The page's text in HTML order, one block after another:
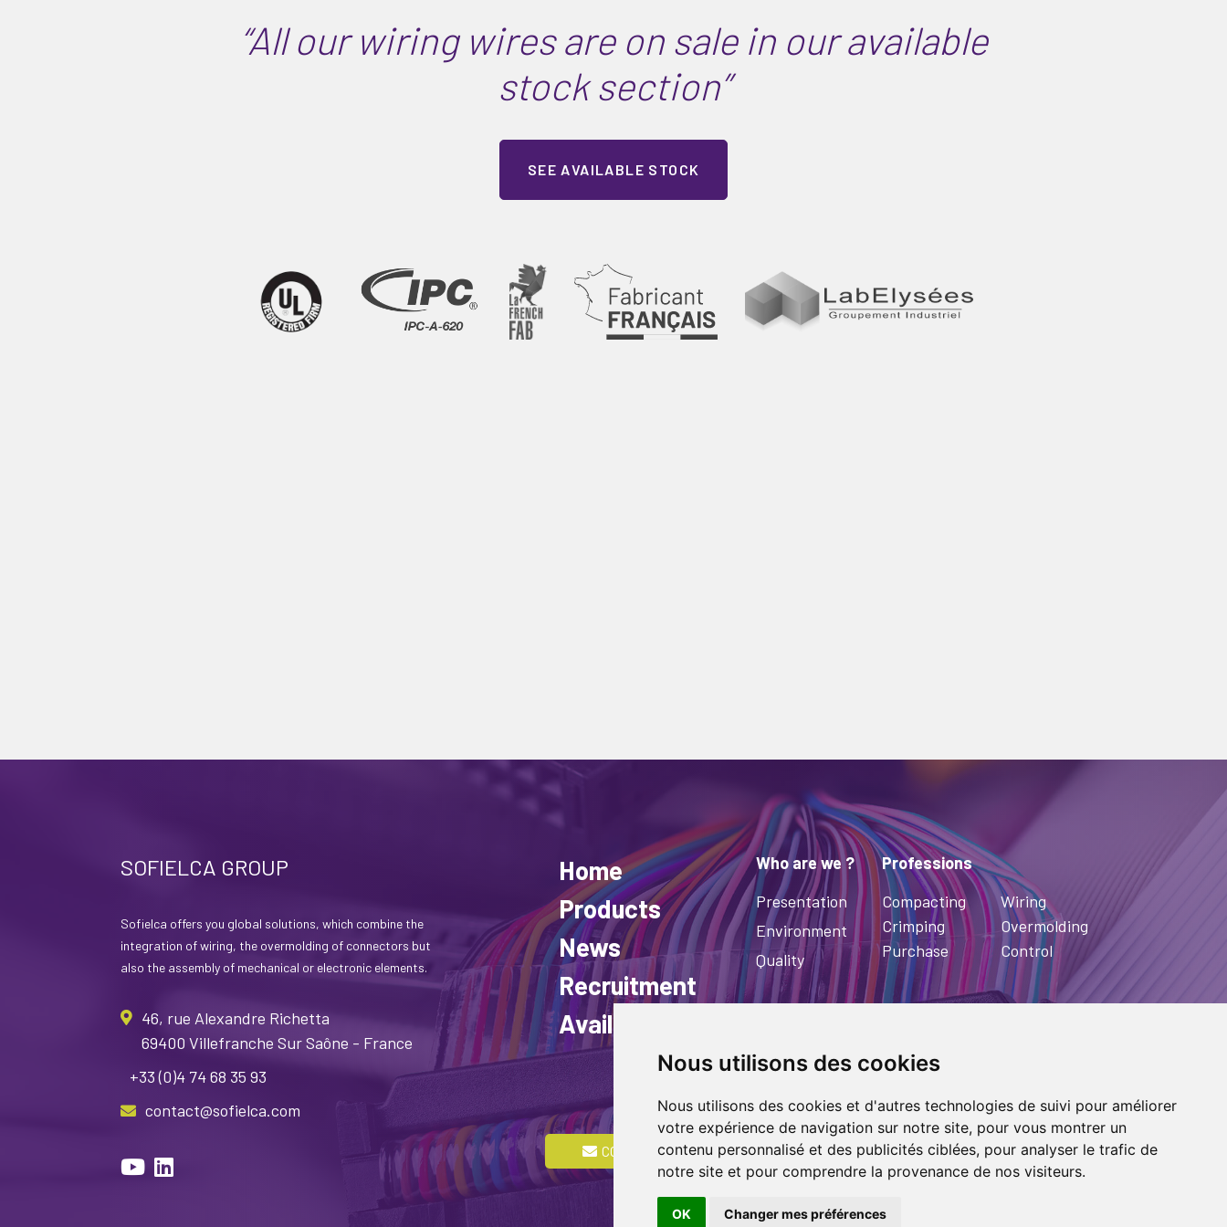
Nous utilisons des cookies
Nous utilisons des cookies et d'autres technologies de suivi pour améliorer
votre expérience de navigation sur notre site, pour vous montrer un
contenu personnalisé et des publicités ciblées, pour analyser le trafic de
notre site et pour comprendre la provenance de nos visiteurs.
OK Changer mes préférences
“All our wiring wires are on sale in our available
stock section”
SEE AVAILABLE STOCK
SOFIELCA GROUP
Sofielca offers you global solutions, which combine the
integration of wiring, the overmolding of connectors but
also the assembly of mechanical or electronic elements.
46, rue Alexandre Richetta
69400 Villefranche Sur Saône - France
+33 (0)4 74 68 35 93
contact@sofielca.com
Home
Products
News
Recruitment
Available stock
Who are we ?
Presentation
Environment
Quality
Professions
Compacting
Wiring
Crimping
Overmolding
Purchase
Control
CONTACT US © COPYRIGHT 2022 SOFIELCA| ALL RIGHTS
RESERVED | LEGALS|SITEMAP PAGE| MADE IN
BYASB DIGITAL